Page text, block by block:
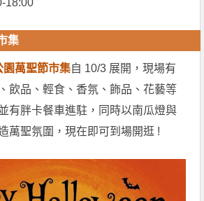
18:00
集
園萬聖節市集自 10/3 展開，現場有
飲品、輕食、香氛、飾品、花藝等
有胖卡餐車進駐，同時以南瓜燈與
萬聖氛圍，現在即可到場開逛 !